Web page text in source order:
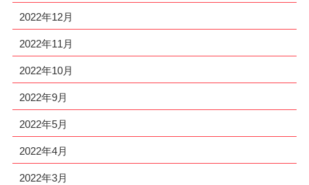
2022年12月
2022年11月
2022年10月
2022年9月
2022年5月
2022年4月
2022年3月